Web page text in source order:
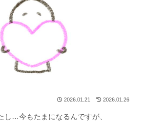
2026.01.21 2026.01.26
し…今もたまになるんですが、